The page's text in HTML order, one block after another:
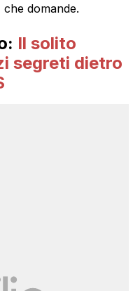
domande.
Il solito
segreti dietro